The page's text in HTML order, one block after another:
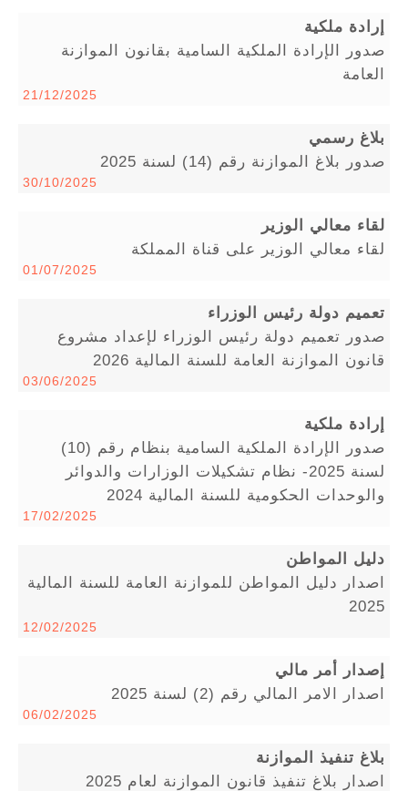
إرادة ملكية
صدور الإرادة الملكية السامية بقانون الموازنة
العامة
21/12/2025
بلاغ رسمي
صدور بلاغ الموازنة رقم (14) لسنة 2025
30/10/2025
لقاء معالي الوزير
لقاء معالي الوزير على قناة المملكة
01/07/2025
تعميم دولة رئيس الوزراء
صدور تعميم دولة رئيس الوزراء لإعداد مشروع
قانون الموازنة العامة للسنة المالية 2026
03/06/2025
إرادة ملكية
صدور الإرادة الملكية السامية بنظام رقم (10)
لسنة 2025- نظام تشكيلات الوزارات والدوائر
والوحدات الحكومية للسنة المالية 2024
17/02/2025
دليل المواطن
اصدار دليل المواطن للموازنة العامة للسنة المالية
2025
12/02/2025
إصدار أمر مالي
اصدار الامر المالي رقم (2) لسنة 2025
06/02/2025
بلاغ تنفيذ الموازنة
اصدار بلاغ تنفيذ قانون الموازنة لعام 2025